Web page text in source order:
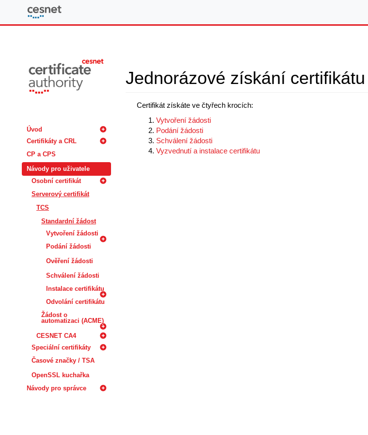
Úvod
Certifikáty a CRL
CP a CPS
Návody pro uživatele
Osobní certifikát
Serverový certifikát
TCS
Standardní žádost
Vytvoření žádosti
Podání žádosti
Ověření žádosti
Schválení žádosti
Instalace certifikátu
Odvolání certifikátu
Žádost o
automatizaci (ACME)
CESNET CA4
Speciální certifikáty
Časové značky / TSA
OpenSSL kuchařka
Návody pro správce
Jednorázové získání certifikátu
Certifikát získáte ve čtyřech krocích:
Vytvoření žádosti
Podání žádosti
Schválení žádosti
Vyzvednutí a instalace certifikátu